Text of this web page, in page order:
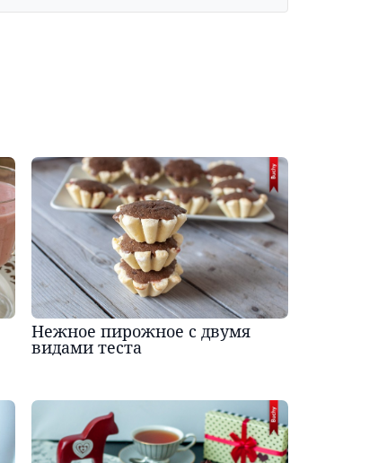
Нежное пирожное с двумя
видами теста